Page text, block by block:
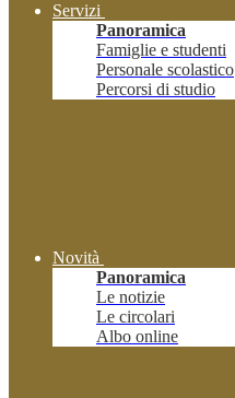
Servizi
Panoramica
Famiglie e studenti
Personale scolastico
Percorsi di studio
Novità
Panoramica
Le notizie
Le circolari
Albo online